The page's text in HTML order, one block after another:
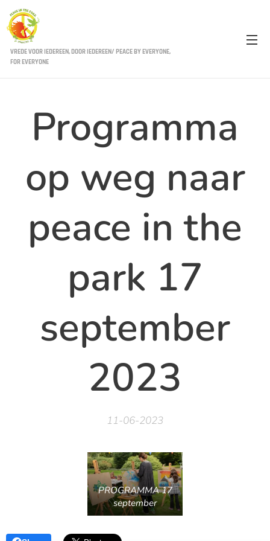
VREDE VOOR IEDEREEN, DOOR IEDEREEN/ PEACE BY EVERYONE,
FOR EVERYONE
Programma
op weg naar
peace in the
park 17
september
2023
11-06-2023
PROGRAMMA 17
september